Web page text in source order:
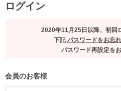
ログイン
2020年11月25日以降、初回
下記パスワードをお忘
パスワード再設定を
会員のお客様